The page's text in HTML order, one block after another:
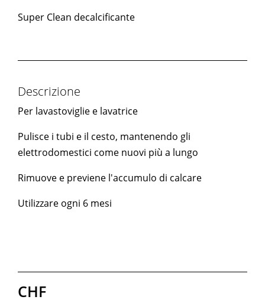
Super Clean decalcificante
Descrizione
Per lavastoviglie e lavatrice
Pulisce i tubi e il cesto, mantenendo gli
elettrodomestici come nuovi più a lungo
Rimuove e previene l'accumulo di calcare
Utilizzare ogni 6 mesi
CHF